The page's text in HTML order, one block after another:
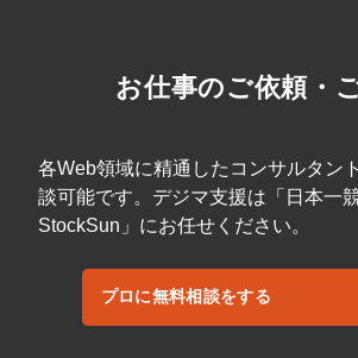
お仕事のご依頼・
各Web領域に精通したコンサルタン
談可能です。デジマ支援は「日本一
StockSun」にお任せください。
プロに無料相談をする